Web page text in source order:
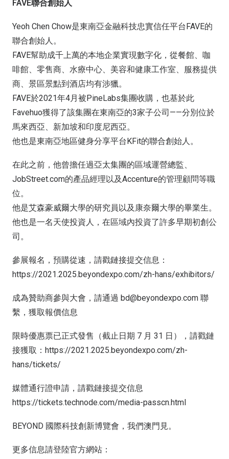
FAVE聯合創始人
Yeoh Chen Chow是東南亞金融科技忠實信任平台FAVE的
聯合創始人。
FAVE幫助成千上萬的本地企業實現數字化，從餐館、咖
啡館、零售商、水療中心、美容和健康工作室、服務提供
商、景區景點到酒店均有涉獵。
FAVE於2021年4月被PineLabs集團收購，也基於此
Favehuo獲得了該集團在東南亞的3家子公司——分別位於
馬來西亞、新加坡和印度尼西亞。
他也是東南亞地區健身分享平台KFit的聯合創始人。
在此之前，他曾擔任過亞太集團的區域運營總監、
JobStreet.com的產品經理以及Accenture的管理顧問等職
位。
他是艾森豪威爾大學的研究員以及康奈爾大學的畢業生。
他也是一名天使投資人，在區域內投資了許多早期初創公
司。
參展報名，預購從速，請戳鏈接提交信息：
https://2021.2025.beyondexpo.com/zh-hans/exhibitors/
成為贊助商參與大會，請通過 bd@beyondexpo.com 聯
繫，獲取報價信息
限時優惠票已正式發售（截止日期 7 月 31 日），請戳鏈
接獲取：https://2021.2025.beyondexpo.com/zh-
hans/tickets/
媒體通行證申請，請戳鏈接提交信息
https://tickets.technode.com/media-passcn.html
BEYOND 國際科技創新博覽會，我們澳門見。
更多信息請登陸官方網站：